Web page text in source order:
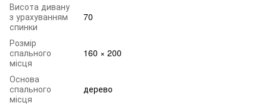
Висота дивану
з урахуванням
спинки
70
Розмір
спального
місця
160 × 200
Основа
спального
місця
дерево